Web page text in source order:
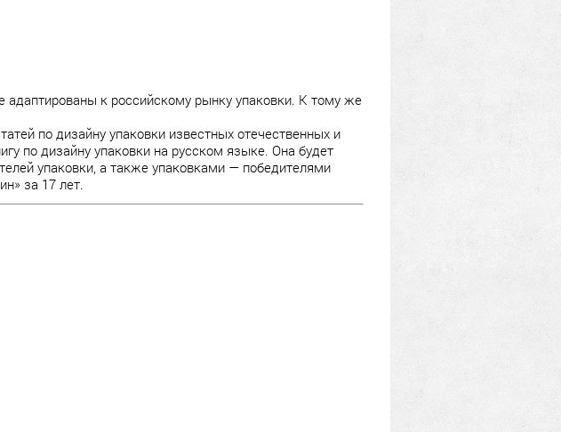
адаптированы к российскому рынку упаковки. К тому же
по дизайну упаковки известных отечественных и
по дизайну упаковки на русском языке. Она будет
упаковки, а также упаковками — победителями
за 17 лет.